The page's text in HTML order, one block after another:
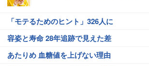
「モテるためのヒント」326人に
容姿と寿命 28年追跡で見えた差
あたりめ 血糖値を上げない理由